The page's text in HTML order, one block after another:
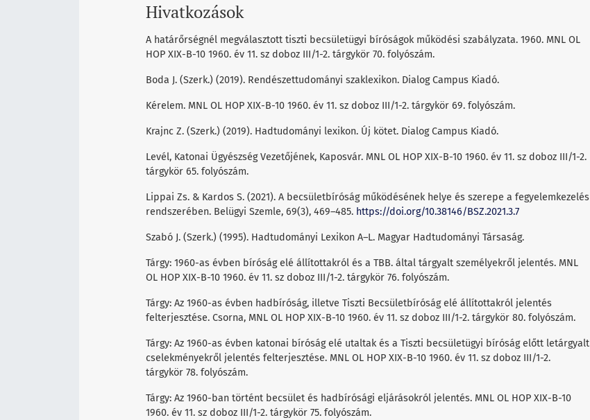
Hivatkozások
A határőrségnél megválasztott tiszti becsületügyi bíróságok működési szabályzata. 1960. MNL OL
HOP XIX-B-10 1960. év 11. sz doboz III/1-2. tárgykör 70. folyószám.
Boda J. (Szerk.) (2019). Rendészettudományi szaklexikon. Dialog Campus Kiadó.
Kérelem. MNL OL HOP XIX-B-10 1960. év 11. sz doboz III/1-2. tárgykör 69. folyószám.
Krajnc Z. (Szerk.) (2019). Hadtudományi lexikon. Új kötet. Dialog Campus Kiadó.
Levél, Katonai Ügyészség Vezetőjének, Kaposvár. MNL OL HOP XIX-B-10 1960. év 11. sz doboz III/1-2.
tárgykör 65. folyószám.
Lippai Zs. & Kardos S. (2021). A becsületbíróság működésének helye és szerepe a fegyelemkezelés
rendszerében. Belügyi Szemle, 69(3), 469–485. https://doi.org/10.38146/BSZ.2021.3.7
Szabó J. (Szerk.) (1995). Hadtudományi Lexikon A–L. Magyar Hadtudományi Társaság.
Tárgy: 1960-as évben bíróság elé állítottakról és a TBB. által tárgyalt személyekről jelentés. MNL
OL HOP XIX-B-10 1960. év 11. sz doboz III/1-2. tárgykör 76. folyószám.
Tárgy: Az 1960-as évben hadbíróság, illetve Tiszti Becsületbíróság elé állítottakról jelentés
felterjesztése. Csorna, MNL OL HOP XIX-B-10 1960. év 11. sz doboz III/1-2. tárgykör 80. folyószám.
Tárgy: Az 1960-as évben katonai bíróság elé utaltak és a Tiszti becsületügyi bíróság előtt letárgyalt
cselekményekről jelentés felterjesztése. MNL OL HOP XIX-B-10 1960. év 11. sz doboz III/1-2.
tárgykör 78. folyószám.
Tárgy: Az 1960-ban történt becsület és hadbírósági eljárásokról jelentés. MNL OL HOP XIX-B-10
1960. év 11. sz doboz III/1-2. tárgykör 75. folyószám.